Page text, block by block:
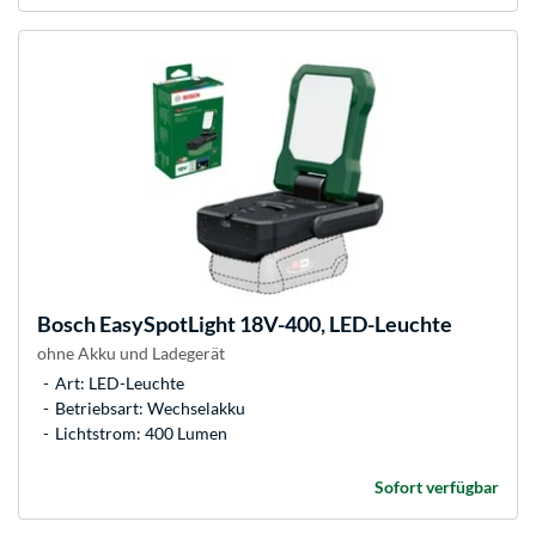
BoschEasySpotLight 18V-400, LED-Leuchte
ohne Akku und Ladegerät
Art: LED-Leuchte
Betriebsart: Wechselakku
Lichtstrom: 400 Lumen
Sofort verfügbar